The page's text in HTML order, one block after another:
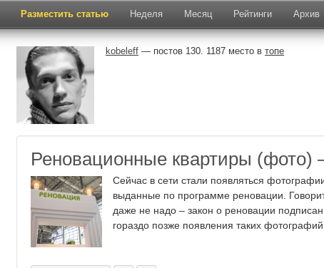
Разместить статью Неделя Месяц Рейтинги Архив
kobeleff — постов 130. 1187 место в топе
Реновационные квартиры (фото)
Сейчас в сети стали появляться
выданные по программе реновации.
даже не надо – закон о реновации
гораздо позже появления таких